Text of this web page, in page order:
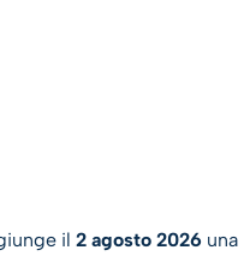
il 2 agosto 2026 una